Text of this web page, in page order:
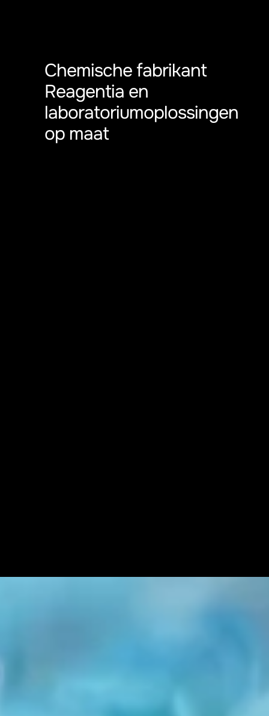
Chemische fabrikant
Reagentia en
laboratoriumoplossingen
op maat